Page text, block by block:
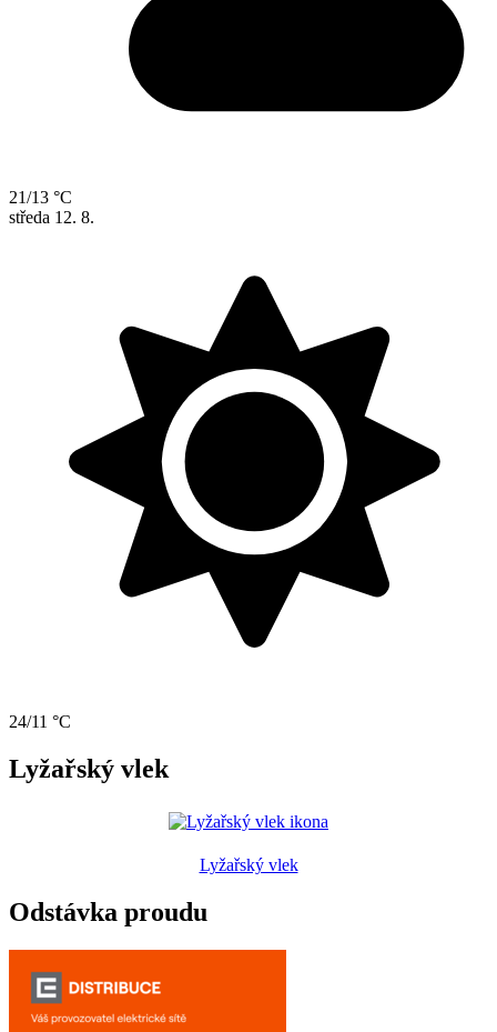
21/13 °C
středa 12. 8.
24/11 °C
Lyžařský vlek
Lyžařský vlek
Odstávka proudu